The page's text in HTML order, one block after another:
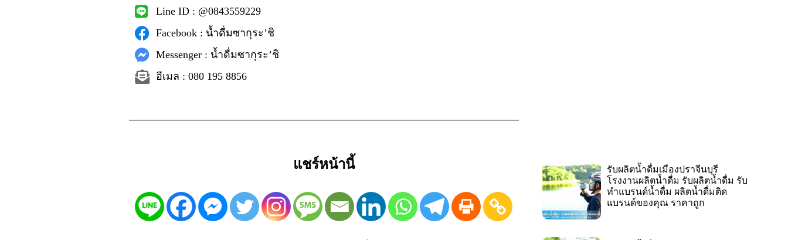
Line ID : @0843559229
Facebook : น้ำดื่มซากุระ’ชิ
Messenger : น้ำดื่มซากุระ’ชิ
อีเมล : 080 195 8856
แชร์หน้านี้
รับผลิตน้ำดื่มเมืองปราจีนบุรี
โรงงานผลิตน้ำดื่ม รับผลิตน้ำดื่ม รับ
ทำแบรนด์น้ำดื่ม ผลิตน้ำดื่มติด
แบรนด์ของคุณ ราคาถูก